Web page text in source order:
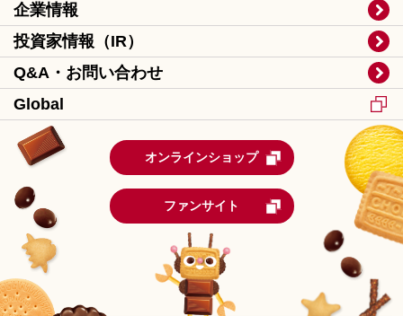
企業情報
投資家情報（IR）
Q&A・お問い合わせ
Global
オンラインショップ
ファンサイト